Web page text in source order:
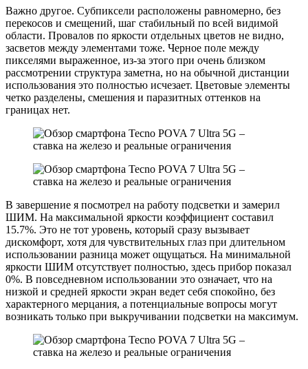
Важно другое. Субпиксели расположены равномерно, без
перекосов и смещений, шаг стабильный по всей видимой
области. Провалов по яркости отдельных цветов не видно,
засветов между элементами тоже. Черное поле между
пикселями выраженное, из-за этого при очень близком
рассмотрении структура заметна, но на обычной дистанции
использования это полностью исчезает. Цветовые элементы
четко разделены, смешения и паразитных оттенков на
границах нет.
В завершение я посмотрел на работу подсветки и замерил
ШИМ. На максимальной яркости коэффициент составил
15.7%. Это не тот уровень, который сразу вызывает
дискомфорт, хотя для чувствительных глаз при длительном
использовании разница может ощущаться. На минимальной
яркости ШИМ отсутствует полностью, здесь прибор показал
0%. В повседневном использовании это означает, что на
низкой и средней яркости экран ведет себя спокойно, без
характерного мерцания, а потенциальные вопросы могут
возникать только при выкручивании подсветки на максимум.